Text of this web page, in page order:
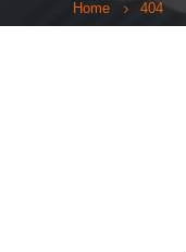
Home 404